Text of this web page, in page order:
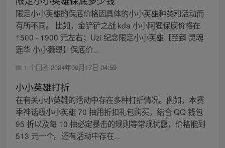
限定小小英雄的保底价格因具体的小小英雄种类和活动而
有所不同。 比如，金铲铲之战 kda 小小阿狸保底价格在
1500 - 1900 元左右；Uzi 纪念限定小小英雄【至臻 灵魂
莲华 小小薇恩】保底价...
1 个回答 2024年09月17日 04:59
小小英雄打折
在有关小小英雄的活动中存在多种打折情况。例如，本赛
季神话级小小英雄 70 抽用折扣礼包购买，结合 QQ 钱包
95 折以及每 10 抽必定暴击的规则等常规优惠，价格能到
513 元一个。还有活动中存在...